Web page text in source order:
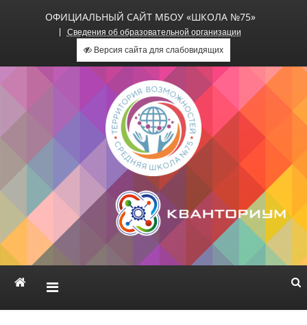
ОФИЦИАЛЬНЫЙ САЙТ МБОУ «ШКОЛА №75»
Сведения об образовательной организации
Версия сайта для слабовидящих
Официальный сайт МБОУ
«Школа №75»